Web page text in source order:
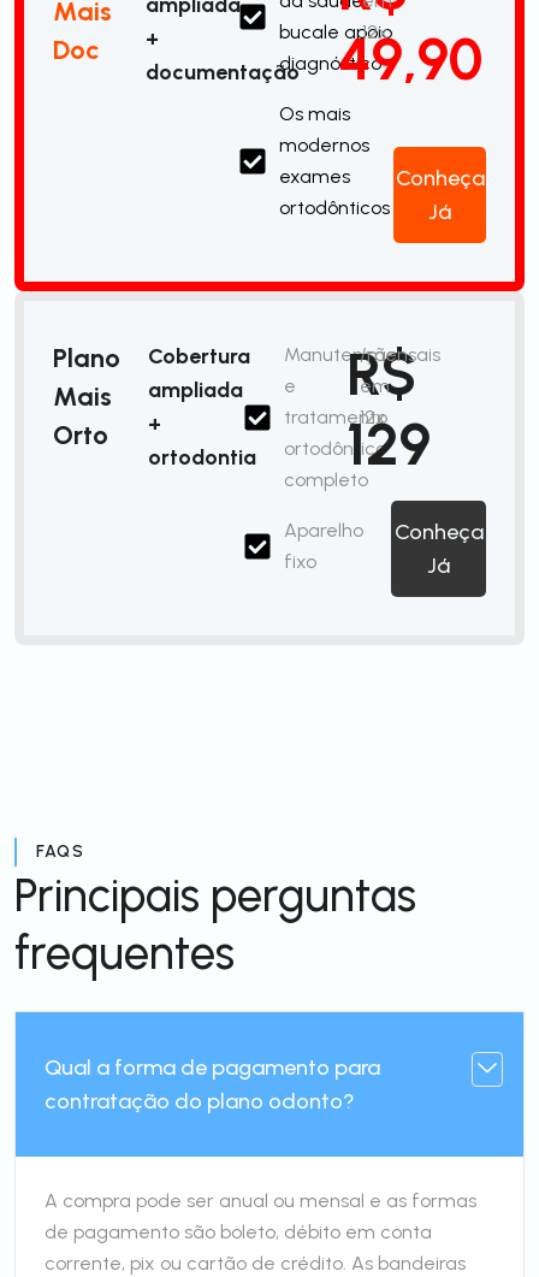
Mais
Doc
+
documentação
bucale apoio
diagnóstico
Os mais
modernos
exames
ortodônticos
49,90
12x
Conheça
Já
Plano
Mais
Orto
Cobertura
ampliada
+
ortodontia
Manutenção
e
tratamento
ortodôntico
completo
Aparelho
fixo
R$
129
/mensais
em
12x
Conheça
Já
FAQS
Principais perguntas
frequentes
Qual a forma de pagamento para
contratação do plano odonto?
A compra pode ser anual ou mensal e as formas
de pagamento são boleto, débito em conta
corrente, pix ou cartão de crédito. As bandeiras